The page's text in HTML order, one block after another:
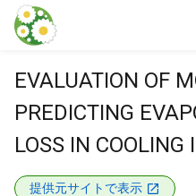
本文に飛ぶ
EVALUATION OF
PREDICTING
LOSS IN
提供元サイトで表示